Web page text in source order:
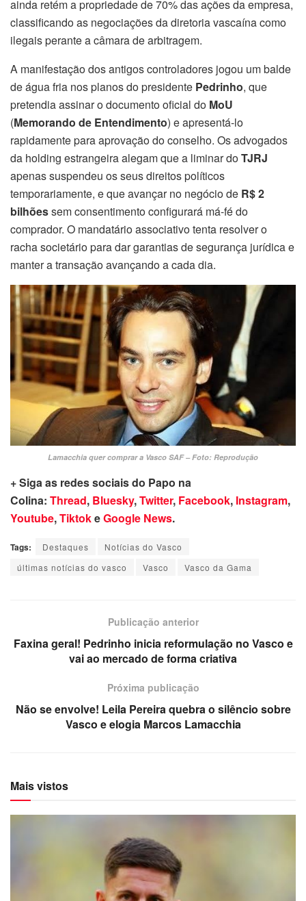
ainda retém a propriedade de 70% das ações da empresa,
classificando as negociações da diretoria vascaína como
ilegais perante a câmara de arbitragem.
A manifestação dos antigos controladores jogou um balde
de água fria nos planos do presidente Pedrinho, que
pretendia assinar o documento oficial do MoU
(Memorando de Entendimento) e apresentá-lo
rapidamente para aprovação do conselho. Os advogados
da holding estrangeira alegam que a liminar doTJRJ
apenas suspendeu os seus direitos políticos
temporariamente, e que avançar no negócio de R$ 2
bilhõessem consentimento configurará má-fé do
comprador. O mandatário associativo tenta resolver o
racha societário para dar garantias de segurança jurídica e
manter a transação avançando a cada dia.
Lamacchia quer comprar a Vasco SAF – Foto: Reprodução
+ Siga as redes sociais do Papo na
Colina: Thread, Bluesky,Twitter, Facebook, Instagram,
Youtube,TiktokeGoogle News.
Tags: Destaques
Notícias do Vasco
últimas notícias do vasco
Vasco Vasco da Gama
Publicação anterior
Faxina geral! Pedrinho inicia reformulação no Vasco e
vai ao mercado de forma criativa
Próxima publicação
Não se envolve! Leila Pereira quebra o silêncio sobre
Vasco e elogia Marcos Lamacchia
Mais vistos